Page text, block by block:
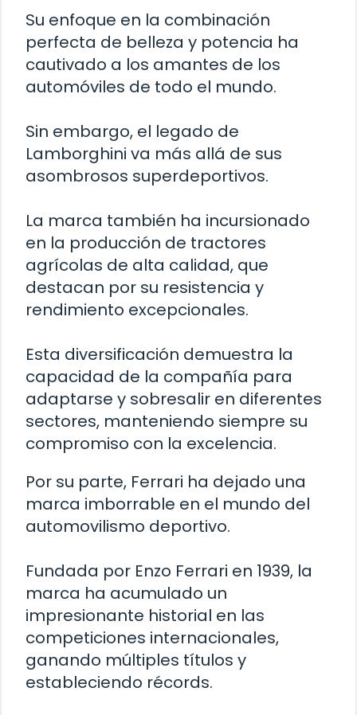
Su enfoque en la combinación
perfecta de belleza y potencia ha
cautivado a los amantes de los
automóviles de todo el mundo.
Sin embargo, el legado de
Lamborghini va más allá de sus
asombrosos superdeportivos.
La marca también ha incursionado
en la producción de tractores
agrícolas de alta calidad, que
destacan por su resistencia y
rendimiento excepcionales.
Esta diversificación demuestra la
capacidad de la compañía para
adaptarse y sobresalir en diferentes
sectores, manteniendo siempre su
compromiso con la excelencia.
Por su parte, Ferrari ha dejado una
marca imborrable en el mundo del
automovilismo deportivo.
Fundada por Enzo Ferrari en 1939, la
marca ha acumulado un
impresionante historial en las
competiciones internacionales,
ganando múltiples títulos y
estableciendo récords.